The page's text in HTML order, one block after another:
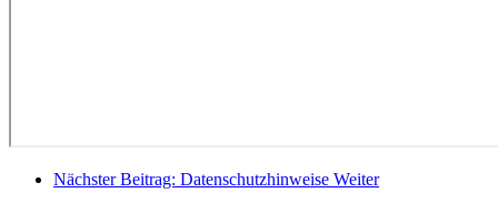
Nächster Beitrag: Datenschutzhinweise Weiter